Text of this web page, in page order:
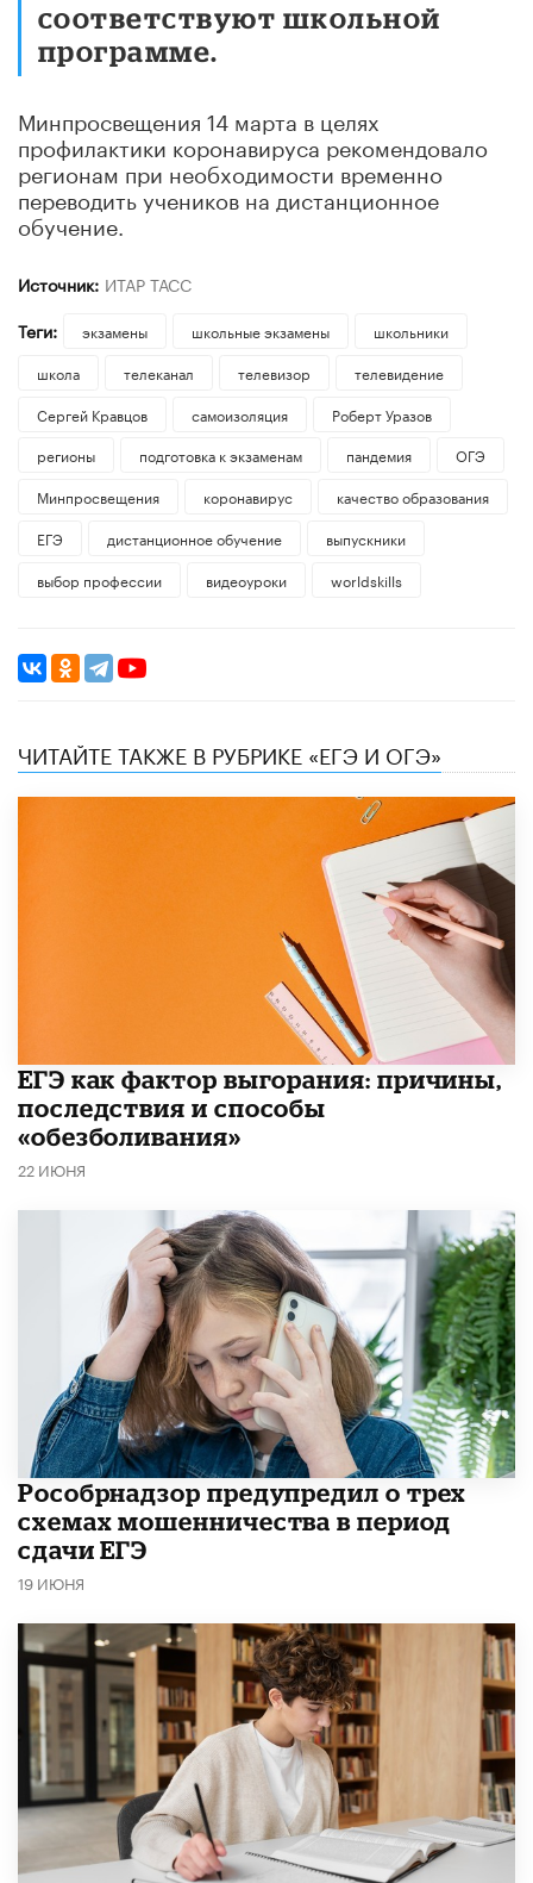
соответствуют школьной
программе.
Минпросвещения 14 марта в целях
профилактики коронавируса рекомендовало
регионам при необходимости временно
переводить учеников на дистанционное
обучение.
Источник: ИТАР ТАСС
Теги:
экзамены школьные экзамены
школьники
школа
телеканал телевизор
телевидение
Сергей Кравцов
самоизоляция
Роберт Уразов
регионы
подготовка к экзаменам пандемия
ОГЭ
Минпросвещения
коронавирус
качество образования
ЕГЭ
дистанционное обучение
выпускники
выбор профессии
видеоуроки worldskills
ЧИТАЙТЕ ТАКЖЕ В РУБРИКЕ «ЕГЭ И ОГЭ»
​ЕГЭ как фактор выгорания: причины,
последствия и способы
«обезболивания»
22 ИЮНЯ
Рособрнадзор предупредил о трех
схемах мошенничества в период
сдачи ЕГЭ
19 ИЮНЯ